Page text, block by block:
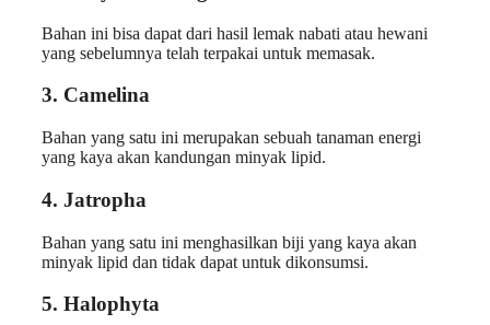
Bahan ini bisa dapat dari hasil lemak nabati atau hewani
yang sebelumnya telah terpakai untuk memasak.
3. Camelina
Bahan yang satu ini merupakan sebuah tanaman energi
yang kaya akan kandungan minyak lipid.
4. Jatropha
Bahan yang satu ini menghasilkan biji yang kaya akan
minyak lipid dan tidak dapat untuk dikonsumsi.
5. Halophyta